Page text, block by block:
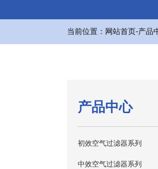
当前位置： 网站首页-产品
产品中心
初效空气过滤器系列
中效空气过滤器系列